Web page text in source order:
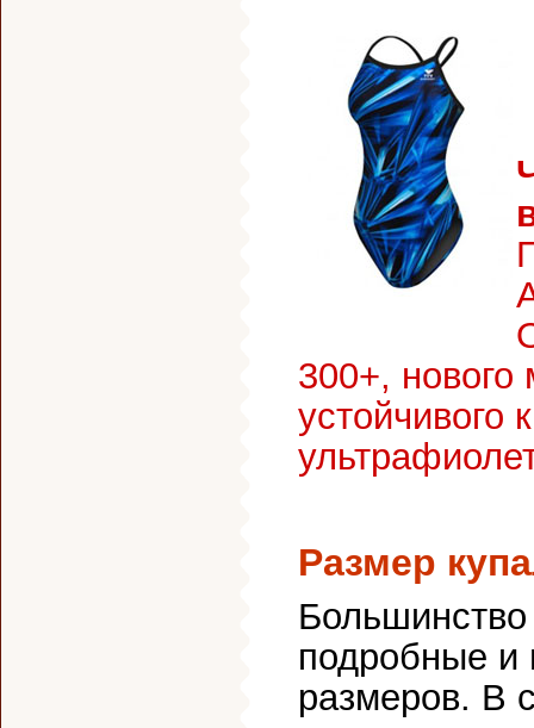
300+, нового
устойчивого
Размер
Большинство
подробные и
размеров. В